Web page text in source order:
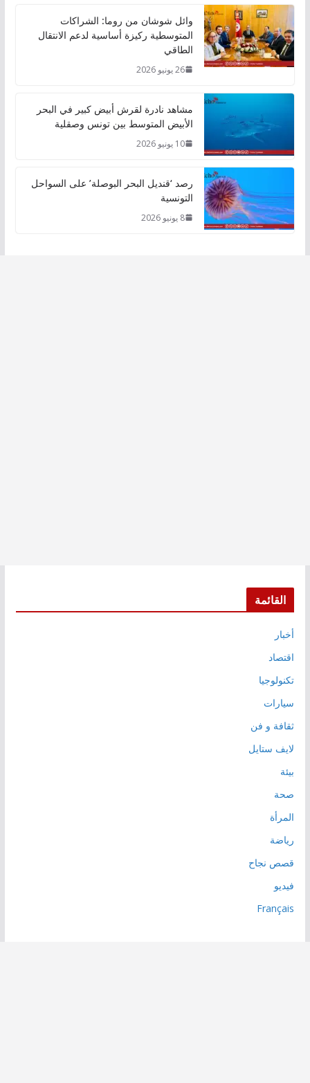
وائل شوشان من روما: الشراكات
المتوسطية ركيزة أساسية لدعم الانتقال
الطاقي
26 يونيو 2026
مشاهد نادرة لقرش أبيض كبير في البحر
الأبيض المتوسط بين تونس وصقلية
10 يونيو 2026
رصد ‘قنديل البحر البوصلة’ على السواحل
التونسية
8 يونيو 2026
القائمة
أخبار
اقتصاد
تكنولوجيا
سيارات
ثقافة و فن
لايف ستايل
بيئة
صحة
المرأة
رياضة
قصص نجاح
فيديو
Français